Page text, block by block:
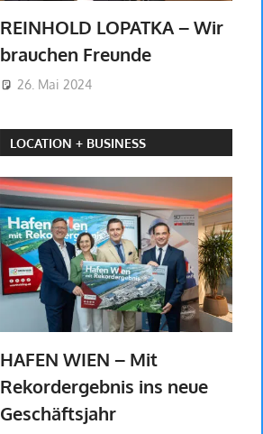
REINHOLD LOPATKA – Wir
brauchen Freunde
26. Mai 2024
LOCATION + BUSINESS
HAFEN WIEN – Mit
Rekordergebnis ins neue
Geschäftsjahr